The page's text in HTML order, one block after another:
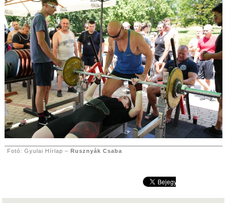
Fotó: Gyulai Hírlap – Rusznyák Csaba